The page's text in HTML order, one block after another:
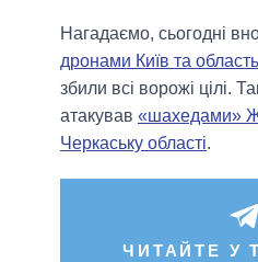
Нагадаємо, сьогодні
дронами Київ та область
збили всі ворожі цілі.
атакував «шахедами»
Черкаську області.
ЧИТАЙТЕ У